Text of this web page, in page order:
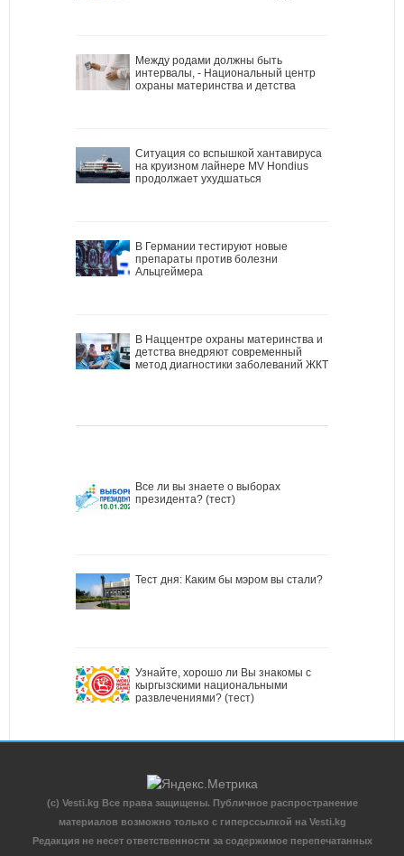
Между родами должны быть
интервалы, - Национальный центр
охраны материнства и детства
Ситуация со вспышкой хантавируса
на круизном лайнере MV Hondius
продолжает ухудшаться
В Германии тестируют новые
препараты против болезни
Альцгеймера
В Наццентре охраны материнства и
детства внедряют современный
метод диагностики заболеваний ЖКТ
Все ли вы знаете о выборах
президента? (тест)
Тест дня: Каким бы мэром вы стали?
Узнайте, хорошо ли Вы знакомы с
кыргызскими национальными
развлечениями? (тест)
(c) Vesti.kg Все права защищены. Публичное распространение
материалов возможно только с гиперссылкой на Vesti.kg
Редакция не несет ответственности за содержимое перепечатанных